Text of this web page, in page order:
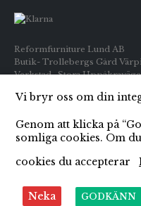
Reformfurniture Lund AB
Butik- Trollebergs Gård
Verkstad- Stora
Telefon: Butiken 0709-
E-post:
© Copyright 2021
Vi bryr oss om din
Genom att klicka på
somliga cookies. Om
cookies du accepterar
Neka GODKÄNN